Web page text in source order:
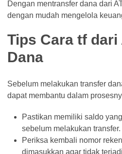
Dengan mentransfer dana dari
dengan mudah mengelola
Tips Cara tf dari
Dana
Sebelum melakukan transfer
dapat membantu dalam
Pastikan memiliki saldo
sebelum melakukan transfer.
Periksa kembali nomor
dimasukkan agar tidak